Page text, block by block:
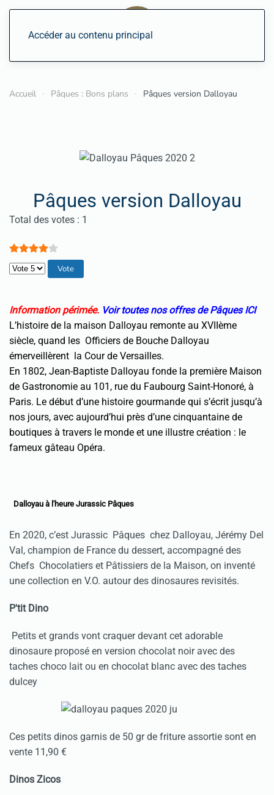
Accéder au contenu principal
Accueil Pâques : Bons plans Pâques version Dalloyau
Pâques version Dalloyau
Vote utilisateur:4/
Total des votes : 1
Veuillez voter
Information périmée. Voir toutes nos offres de Pâques ICI
L’histoire de la maison Dalloyau remonte au XVIIème
siècle, quand les Officiers de Bouche Dalloyau
émerveillèrent la Cour de Versailles.
En 1802, Jean-Baptiste Dalloyau fonde la première Maison
de Gastronomie au 101, rue du Faubourg Saint-Honoré, à
Paris. Le début d’une histoire gourmande qui s’écrit jusqu’à
nos jours, avec aujourd’hui près d’une cinquantaine de
boutiques à travers le monde et une illustre création : le
fameux gâteau Opéra.
Dalloyau à l'heure Jurassic Pâques
En 2020, c’est Jurassic Pâques chez Dalloyau, Jérémy Del
Val, champion de France du dessert, accompagné des
Chefs Chocolatiers et Pâtissiers de la Maison, on inventé
une collection en V.O. autour des dinosaures revisités.
P'tit Dino
Petits et grands vont craquer devant cet adorable
dinosaure proposé en version chocolat noir avec des
taches choco lait ou en chocolat blanc avec des taches
dulcey
Ces petits dinos garnis de 50 gr de friture assortie sont en
vente 11,90 €
Dinos Zicos